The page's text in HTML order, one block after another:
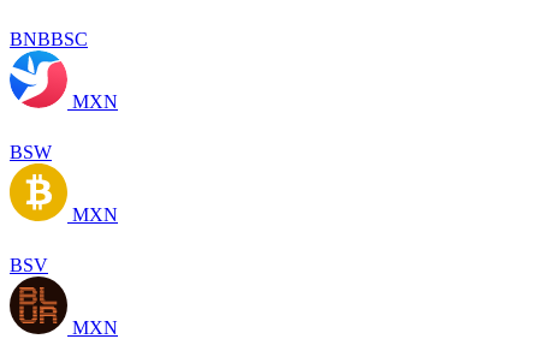
BNBBSC
MXN
BSW
MXN
BSV
MXN